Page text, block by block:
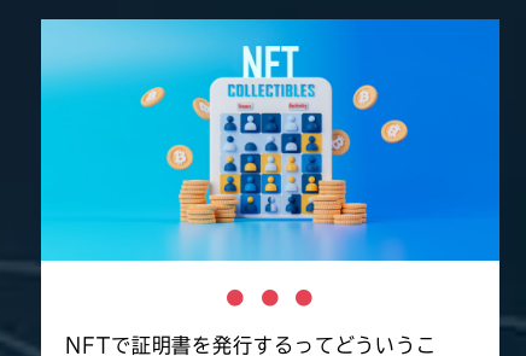
NFTで証明書を発行するってどういうこ